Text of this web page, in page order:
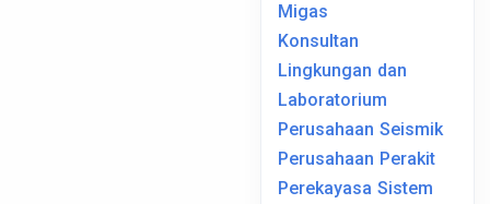
Migas
Konsultan
Lingkungan dan
Laboratorium
Perusahaan Seismik
Perusahaan Perakit
Perekayasa Sistem